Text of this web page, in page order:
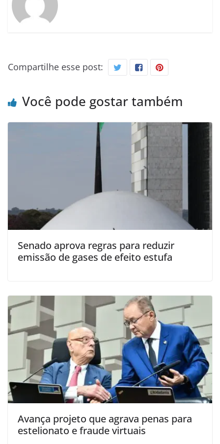
Compartilhe esse post:
Você pode gostar também
Senado aprova regras para reduzir
emissão de gases de efeito estufa
Avança projeto que agrava penas para
estelionato e fraude virtuais